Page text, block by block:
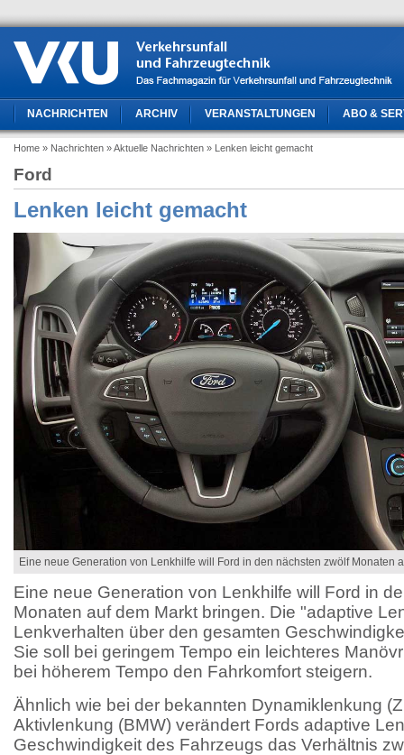
NACHRICHTEN ARCHIV VERANSTALTUNGEN ABO &
Home » Nachrichten » Aktuelle Nachrichten » Lenken leicht gemacht
Ford
Lenken leicht gemacht
Eine neue Generation von Lenkhilfe will Ford in den nächsten zwölf Monaten
Eine neue Generation von Lenkhilfe will Ford in
Monaten auf dem Markt bringen. Die "adaptive
Lenkverhalten über den gesamten
Sie soll bei geringem Tempo ein leichteres
bei höherem Tempo den Fahrkomfort steigern.
Ähnlich wie bei der bekannten Dynamiklenkung
Aktivlenkung (BMW) verändert Fords adaptive
Geschwindigkeit des Fahrzeugs das Verhältnis